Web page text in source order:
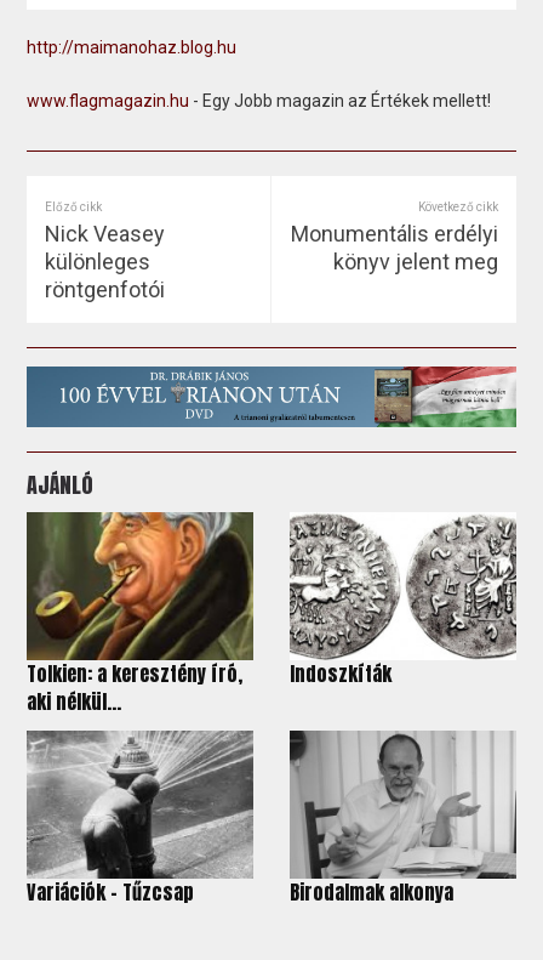
http://maimanohaz.blog.hu
www.flagmagazin.hu - Egy Jobb magazin az Értékek mellett!
Előző cikk
Nick Veasey
különleges
röntgenfotói
Következő cikk
Monumentális erdélyi
könyv jelent meg
AJÁNLÓ
Tolkien: a keresztény író,
aki nélkül...
Indoszkíták
Variációk – Tűzcsap Birodalmak alkonya